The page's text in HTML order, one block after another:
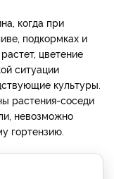
когда при
подкормках и
цветение
ситуации
культуры.
растения-соседи
невозможно
гортензию.